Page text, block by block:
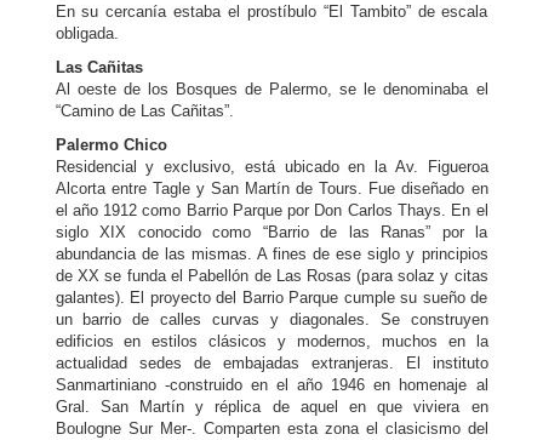
En su cercanía estaba el prostíbulo “El Tambito” de escala
obligada.
Las Cañitas
Al oeste de los Bosques de Palermo, se le denominaba el
“Camino de Las Cañitas”.
Palermo Chico
Residencial y exclusivo, está ubicado en la Av. Figueroa
Alcorta entre Tagle y San Martín de Tours. Fue diseñado en
el año 1912 como Barrio Parque por Don Carlos Thays. En el
siglo XIX conocido como “Barrio de las Ranas” por la
abundancia de las mismas. A fines de ese siglo y principios
de XX se funda el Pabellón de Las Rosas (para solaz y citas
galantes). El proyecto del Barrio Parque cumple su sueño de
un barrio de calles curvas y diagonales. Se construyen
edificios en estilos clásicos y modernos, muchos en la
actualidad sedes de embajadas extranjeras. El instituto
Sanmartiniano -construido en el año 1946 en homenaje al
Gral. San Martín y réplica de aquel en que viviera en
Boulogne Sur Mer-. Comparten esta zona el clasicismo del